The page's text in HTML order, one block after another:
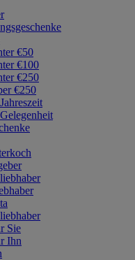
€50
€100
€250
€250
Sie
Ihn